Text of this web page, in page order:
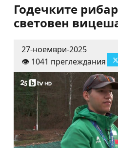
Годечките
световен
27-ноември-2025
👁️ 1041 преглеждания